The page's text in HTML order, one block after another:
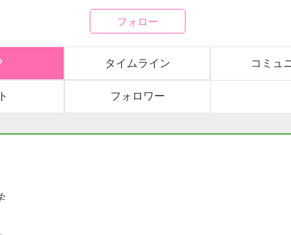
フォロー
タイムライン コミュ
フォロワー